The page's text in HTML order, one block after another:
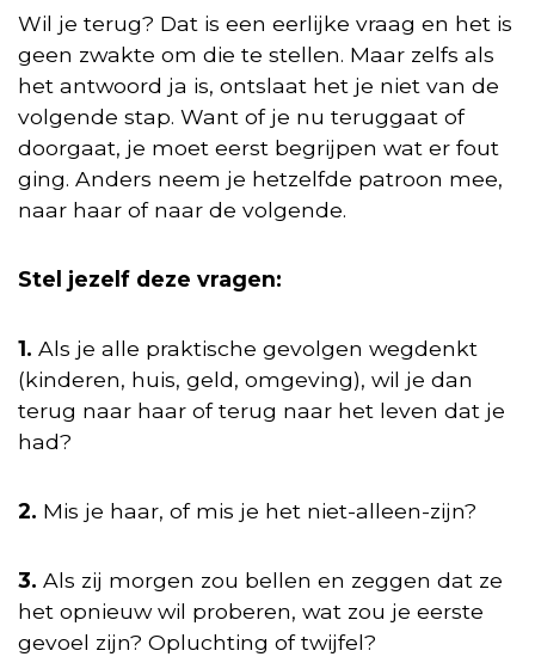
Wil je terug? Dat is een eerlijke vraag en het is
geen zwakte om die te stellen. Maar zelfs als
het antwoord ja is, ontslaat het je niet van de
volgende stap. Want of je nu teruggaat of
doorgaat, je moet eerst begrijpen wat er fout
ging. Anders neem je hetzelfde patroon mee,
naar haar of naar de volgende.
Stel jezelf deze vragen:
1. Als je alle praktische gevolgen wegdenkt
(kinderen, huis, geld, omgeving), wil je dan
terug naar haar of terug naar het leven dat je
had?
2. Mis je haar, of mis je het niet-alleen-zijn?
3. Als zij morgen zou bellen en zeggen dat ze
het opnieuw wil proberen, wat zou je eerste
gevoel zijn? Opluchting of twijfel?